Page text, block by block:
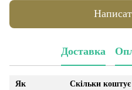
Доставка
Як
Скільки коштує